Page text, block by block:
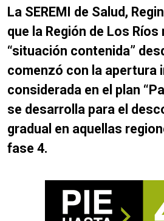
La SEREMI de Salud,
que la Región de Los Ríos
“situación contenida”
comenzó con la apertura
considerada en el plan
se desarrolla para el
gradual en aquellas
fase 4.